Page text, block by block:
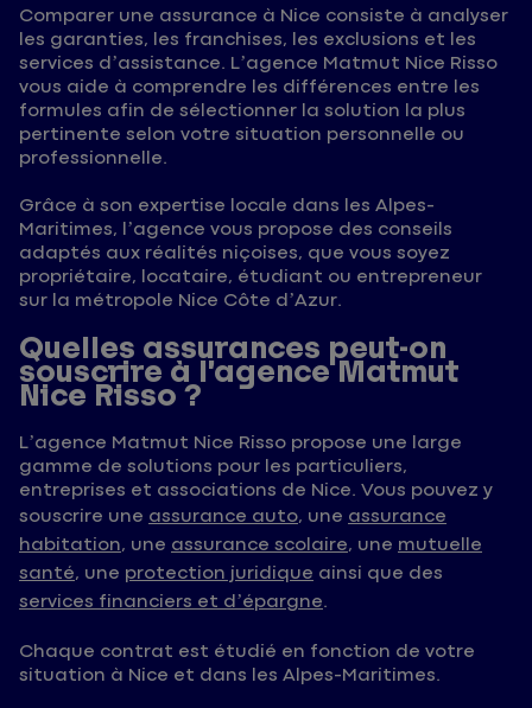
Comparer une assurance à Nice consiste à analyser
les garanties, les franchises, les exclusions et les
services d’assistance. L’agence Matmut Nice Risso
vous aide à comprendre les différences entre les
formules afin de sélectionner la solution la plus
pertinente selon votre situation personnelle ou
professionnelle.
Grâce à son expertise locale dans les Alpes-
Maritimes, l’agence vous propose des conseils
adaptés aux réalités niçoises, que vous soyez
propriétaire, locataire, étudiant ou entrepreneur
sur la métropole Nice Côte d’Azur.
Quelles assurances peut-on
souscrire à l’agence Matmut
Nice Risso ?
L’agence Matmut Nice Risso propose une large
gamme de solutions pour les particuliers,
entreprises et associations de Nice. Vous pouvez y
souscrire une assurance auto, une assurance
habitation, une assurance scolaire, une mutuelle
santé, une protection juridique ainsi que des
services financiers et d’épargne.
Chaque contrat est étudié en fonction de votre
situation à Nice et dans les Alpes-Maritimes.